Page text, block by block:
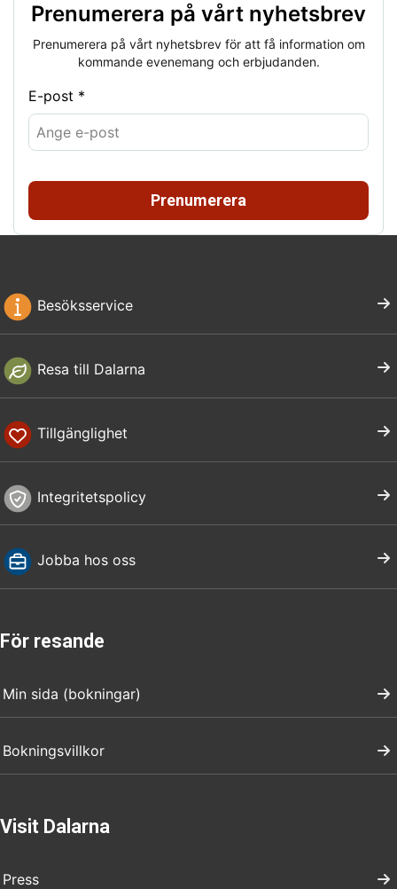
Prenumerera på vårt nyhetsbrev
Prenumerera på vårt nyhetsbrev för att få information om
kommande evenemang och erbjudanden.
E-post *
Prenumerera
Besöksservice
Resa till Dalarna
Tillgänglighet
Integritetspolicy
Jobba hos oss
För resande
Min sida (bokningar)
Bokningsvillkor
Visit Dalarna
Press